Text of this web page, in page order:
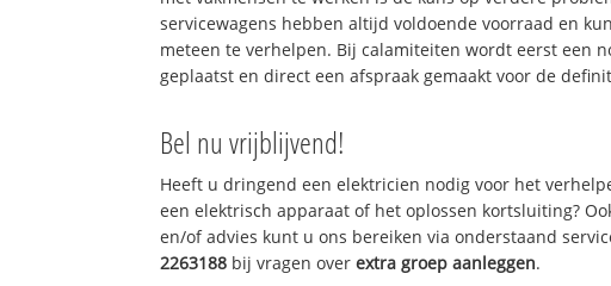
servicewagens hebben altijd voldoende voorraad en
meteen te verhelpen. Bij calamiteiten wordt eerst een
geplaatst en direct een afspraak gemaakt voor de
Bel nu vrijblijvend!
Heeft u dringend een elektricien nodig voor het
een elektrisch apparaat of het oplossen kortsluiting?
en/of advies kunt u ons bereiken via onderstaand
2263188 bij vragen overextra groep aanleggen.